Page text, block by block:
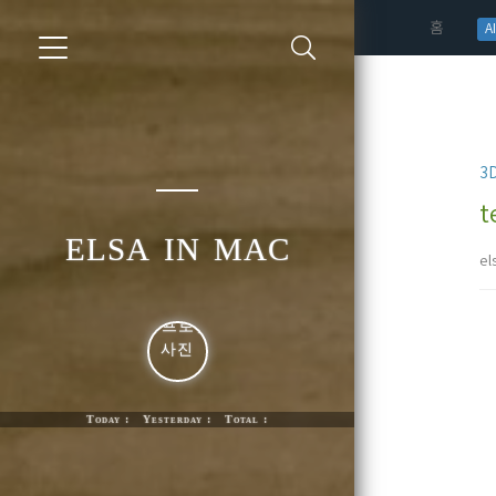
홈 AI
elsa in mac
Today : Yesterday : Total :